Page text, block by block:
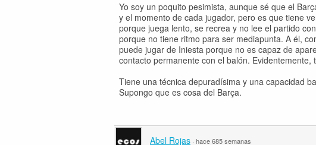
Yo soy un poquito pesimista, aunque sé que el
y el momento de cada jugador, pero es que tiene
porque juega lento, se recrea y no lee el partido
porque no tiene ritmo para ser mediapunta. A él,
puede jugar de Iniesta porque no es capaz de
contacto permanente con el balón.
Tiene una técnica depuradísima y una capacidad
Supongo que es cosa del Barça.
Abel Rojas · hace 685 semanas